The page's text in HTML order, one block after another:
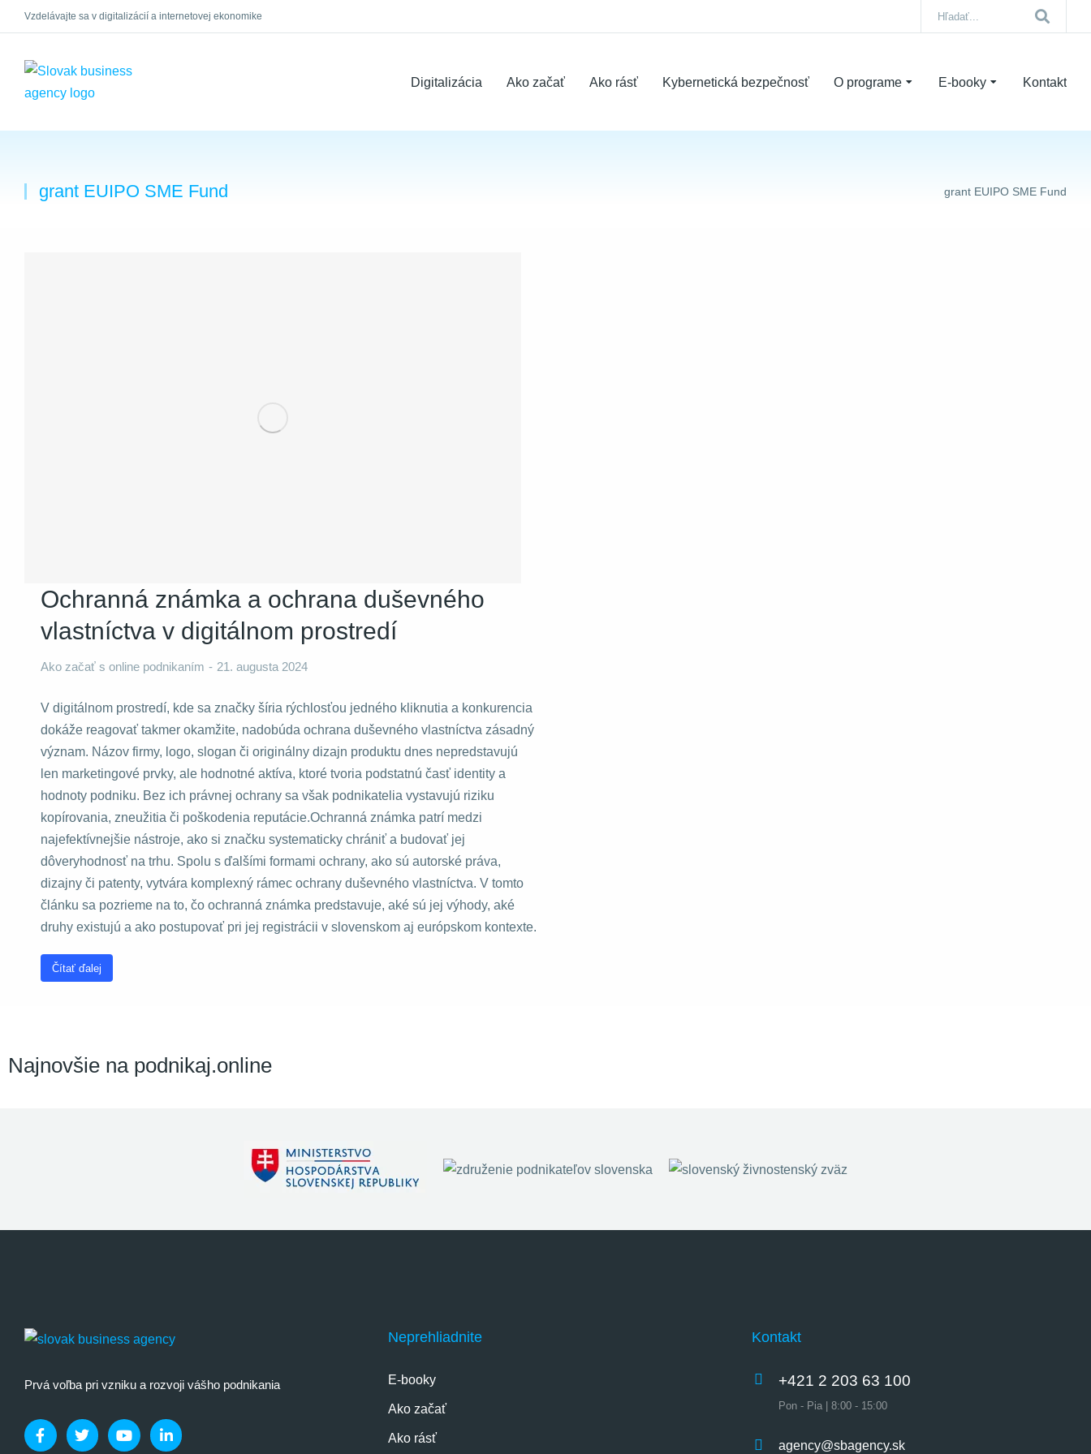
Vzdelávajte sa v digitalizácií a internetovej ekonomike
Digitalizácia Ako začať Ako rásť Kybernetická bezpečnosť O programe E-booky Kontakt
grant EUIPO SME Fund grant EUIPO SME Fund
Ochranná známka a ochrana duševného
vlastníctva v digitálnom prostredí
Ako začať s online podnikaním 21. augusta 2024
V digitálnom prostredí, kde sa značky šíria rýchlosťou jedného kliknutia a konkurencia
dokáže reagovať takmer okamžite, nadobúda ochrana duševného vlastníctva zásadný
význam. Názov firmy, logo, slogan či originálny dizajn produktu dnes nepredstavujú
len marketingové prvky, ale hodnotné aktíva, ktoré tvoria podstatnú časť identity a
hodnoty podniku. Bez ich právnej ochrany sa však podnikatelia vystavujú riziku
kopírovania, zneužitia či poškodenia reputácie.Ochranná známka patrí medzi
najefektívnejšie nástroje, ako si značku systematicky chrániť a budovať jej
dôveryhodnosť na trhu. Spolu s ďalšími formami ochrany, ako sú autorské práva,
dizajny či patenty, vytvára komplexný rámec ochrany duševného vlastníctva. V tomto
článku sa pozrieme na to, čo ochranná známka predstavuje, aké sú jej výhody, aké
druhy existujú a ako postupovať pri jej registrácii v slovenskom aj európskom kontexte.
Čítať ďalej
Najnovšie na podnikaj.online
Prvá voľba pri vzniku a rozvoji vášho podnikania
Neprehliadnite
E-booky
Ako začať
Ako rásť
Kontakt
+421 2 203 63 100
Pon - Pia | 8:00 - 15:00
agency@sbagency.sk
Štatistiky
mohli
a štruktúru
webovej
stránky na
základe
spôsobu
používania
webovej
stránky.
Používateľská
spokojnosť
stránka počas
vašej návštevy
najlepšie. Ak
tieto súbory
cookie